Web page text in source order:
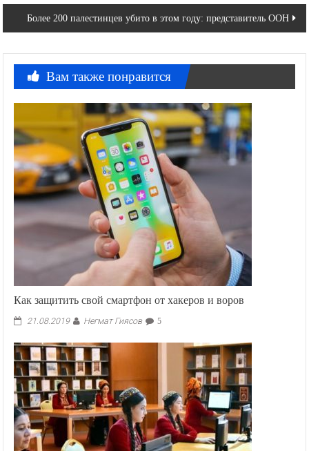
записям
Более 200 палестинцев убито в этом году: представитель ООН
Вам также понравится
Как защитить свой смартфон от хакеров и воров
21.08.2019 Негмат Гиясов 5